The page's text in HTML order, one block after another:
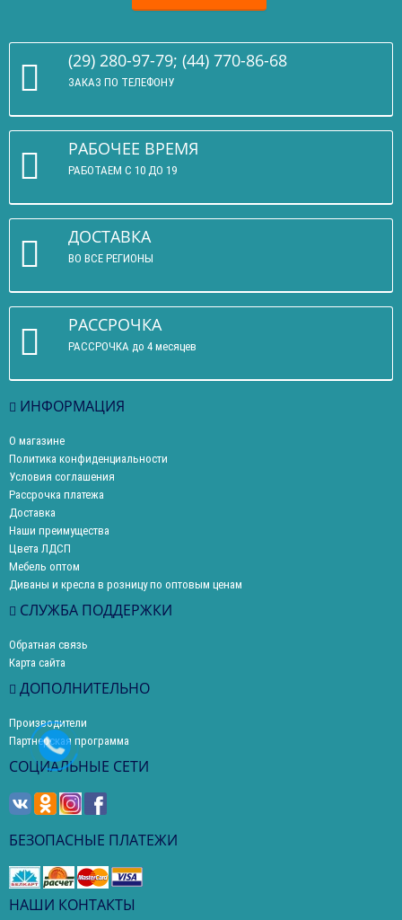
(29) 280-97-79; (44) 770-86-68
ЗАКАЗ ПО ТЕЛЕФОНУ
РАБОЧЕЕ ВРЕМЯ
РАБОТАЕМ С 10 ДО 19
ДОСТАВКА
ВО ВСЕ РЕГИОНЫ
РАССРОЧКА
РАССРОЧКА до 4 месяцев
ИНФОРМАЦИЯ
О магазине
Политика конфиденциальности
Условия соглашения
Рассрочка платежа
Доставка
Наши преимущества
Цвета ЛДСП
Мебель оптом
Диваны и кресла в розницу по оптовым ценам
СЛУЖБА ПОДДЕРЖКИ
Обратная связь
Карта сайта
ДОПОЛНИТЕЛЬНО
Производители
Партнерская программа
СОЦИАЛЬНЫЕ СЕТИ
БЕЗОПАСНЫЕ ПЛАТЕЖИ
НАШИ КОНТАКТЫ